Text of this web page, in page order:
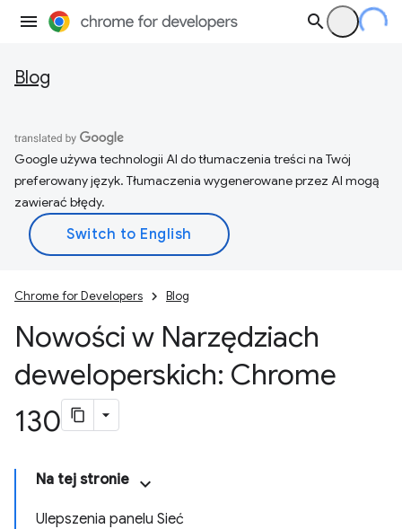
Blog
Google używa technologii AI do tłumaczenia treści na Twój
preferowany język. Tłumaczenia wygenerowane przez AI mogą
zawierać błędy.
Chrome for Developers Blog
Nowości w Narzędziach
deweloperskich: Chrome
130
Na tej stronie
Ulepszenia panelu Sieć